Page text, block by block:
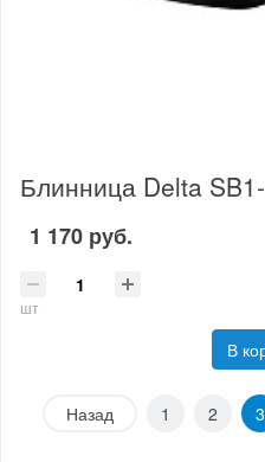
Блинница Delta
1 170 руб.
шт
В
Назад 1 2 3